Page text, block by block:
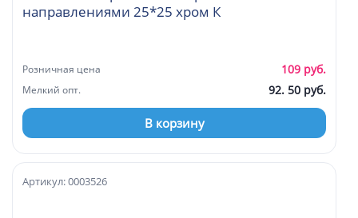
направлениями 25*25 хром К
Розничная цена 109 руб.
Мелкий опт. 92. 50 руб.
В корзину
Артикул: 0003526